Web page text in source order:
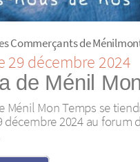
Commerçants de
29 décembre 2024
de Ménil
Ménil Mon Temps se
décembre 2024 au forum